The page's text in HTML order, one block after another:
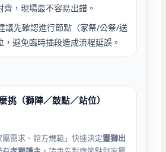
齊，現場最不容易出錯。
議先確認進行節點（家祭/公祭/送
，避免臨時插段造成流程延誤。
挑（獅陣／鼓點／站位）
需求、館方規範」快速決定靈獅出